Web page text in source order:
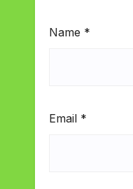
Name *
Email *